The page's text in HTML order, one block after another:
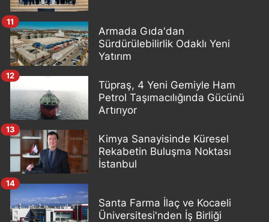
Armada Gıda'dan
Sürdürülebilirlik Odaklı Yeni
Yatırım
11
Tüpraş, 4 Yeni Gemiyle Ham
Petrol Taşımacılığında Gücünü
Artırıyor
12
Kimya Sanayisinde Küresel
Rekabetin Buluşma Noktası
İstanbul
13
Santa Farma İlaç ve Kocaeli
Üniversitesi'nden İş Birliği
14